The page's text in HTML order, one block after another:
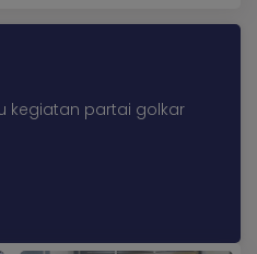
kegiatan partai golkar